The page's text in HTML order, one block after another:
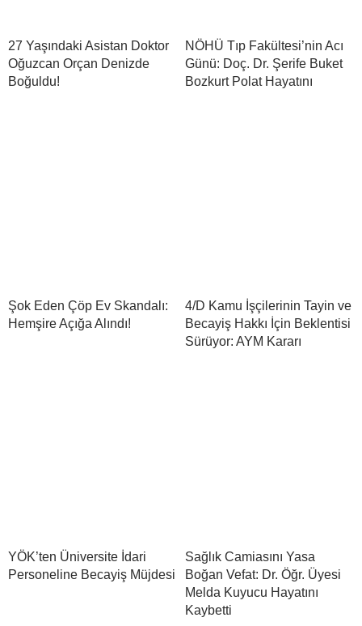
27 Yaşındaki Asistan Doktor
Oğuzcan Orçan Denizde
Boğuldu!
NÖHÜ Tıp Fakültesi’nin Acı
Günü: Doç. Dr. Şerife Buket
Bozkurt Polat Hayatını
Şok Eden Çöp Ev Skandalı:
Hemşire Açığa Alındı!
4/D Kamu İşçilerinin Tayin ve
Becayiş Hakkı İçin Beklentisi
Sürüyor: AYM Kararı
YÖK’ten Üniversite İdari
Personeline Becayiş Müjdesi
Sağlık Camiasını Yasa
Boğan Vefat: Dr. Öğr. Üyesi
Melda Kuyucu Hayatını
Kaybetti